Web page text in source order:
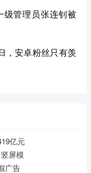
级管理员张连钊被
，安卓粉丝只有羡
亿元
屏模
广告